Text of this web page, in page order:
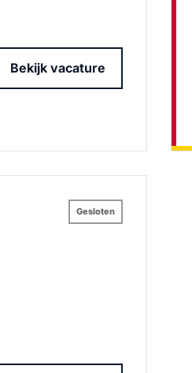
Bekijk vacature
Gesloten